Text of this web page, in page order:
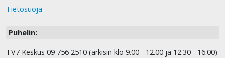
Tietosuoja
Puhelin:
TV7 Keskus 09 756 2510 (arkisin klo 9.00 - 12.00 ja 12.30 - 16.00)